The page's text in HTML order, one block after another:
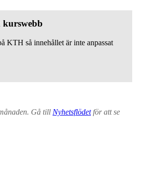
KTH så innehållet är inte anpassat
Gå till Nyhetsflödetför att se